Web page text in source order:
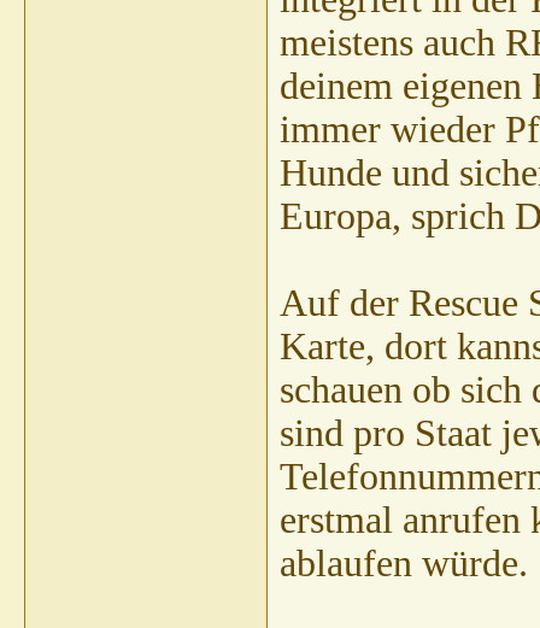
meistens auch
deinem eigenen
immer wieder
Hunde und
Europa, sprich
Auf der Rescue
Karte, dort
schauen ob
sind pro Staat
erstmal anrufen
ablaufen würde.